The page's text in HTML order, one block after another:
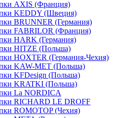
AXIS (Франция)
KEDDY (Швеция)
BRUNNER (Германия)
FABRILOR (Франция)
HARK (Германия)
HITZE (Польша)
HOXTER (Германия-Чехия)
KAW-MET (Польша)
KFDesign (Польша)
KRATKI (Польша)
La NORDICA
RICHARD LE DROFF
ROMOTOP (Чехия)